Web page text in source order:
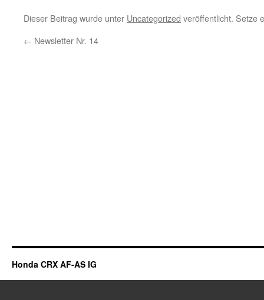
Dieser Beitrag wurde unter Uncategorized veröffentlicht. Setze
← Newsletter Nr. 14
Honda CRX AF-AS IG